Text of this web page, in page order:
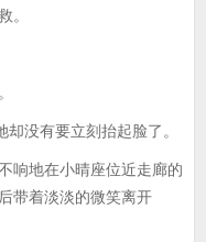
。
没有要立刻抬起脸了。
响地在小晴座位近走廊的
带着淡淡的微笑离开